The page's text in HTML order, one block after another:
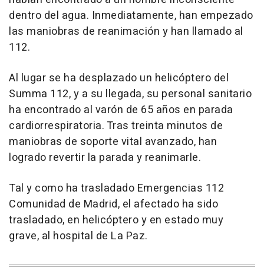
dentro del agua. Inmediatamente, han empezado
las maniobras de reanimación y han llamado al
112.
Al lugar se ha desplazado un helicóptero del
Summa 112, y a su llegada, su personal sanitario
ha encontrado al varón de 65 años en parada
cardiorrespiratoria. Tras treinta minutos de
maniobras de soporte vital avanzado, han
logrado revertir la parada y reanimarle.
Tal y como ha trasladado Emergencias 112
Comunidad de Madrid, el afectado ha sido
trasladado, en helicóptero y en estado muy
grave, al hospital de La Paz.